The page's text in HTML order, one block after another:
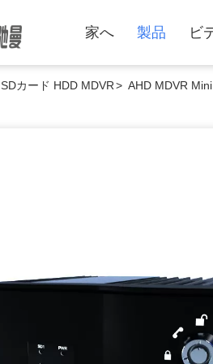
家へ 製品 ビ
SDカード HDD MDVR> AHD MDVR